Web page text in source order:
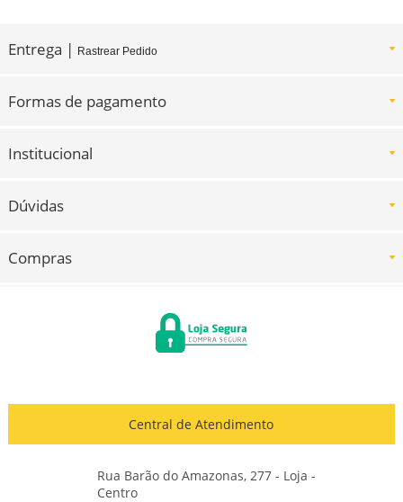
Entrega | Rastrear Pedido
Formas de pagamento
Institucional
Dúvidas
Compras
Central de Atendimento
Rua Barão do Amazonas, 277 - Loja -
Centro